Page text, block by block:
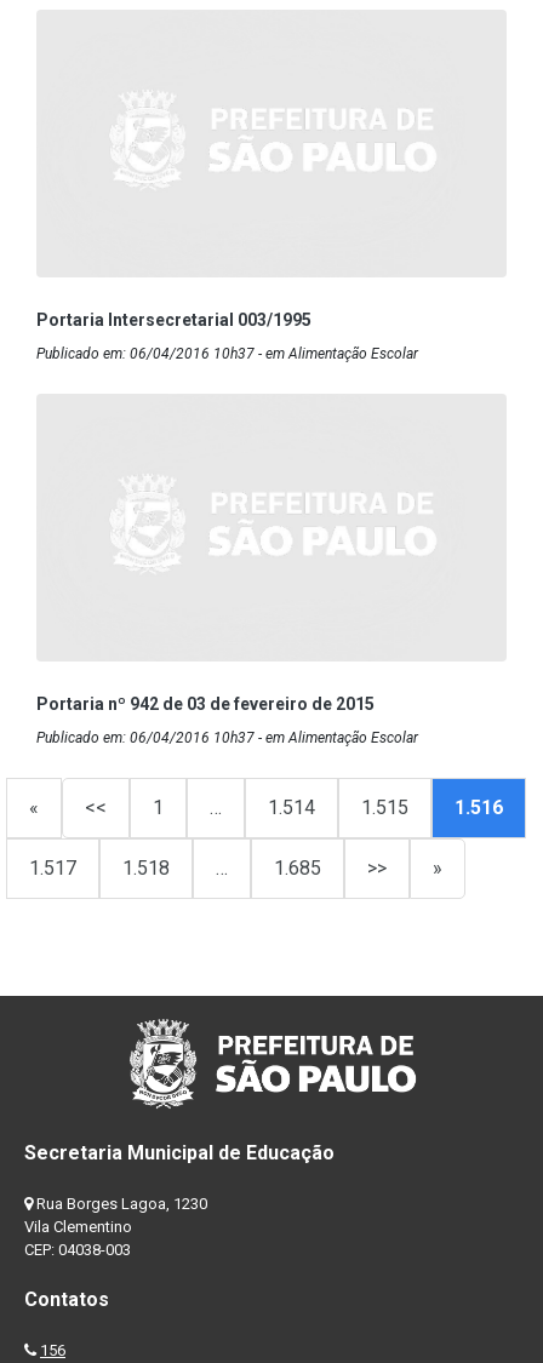
Portaria Intersecretarial 003/1995
Publicado em: 06/04/2016 10h37 - em Alimentação Escolar
Portaria nº 942 de 03 de fevereiro de 2015
Publicado em: 06/04/2016 10h37 - em Alimentação Escolar
« << 1 … 1.514 1.515 1.516
1.517 1.518 … 1.685 >> »
Secretaria Municipal de Educação
Rua Borges Lagoa, 1230
Vila Clementino
CEP: 04038-003
Contatos
156